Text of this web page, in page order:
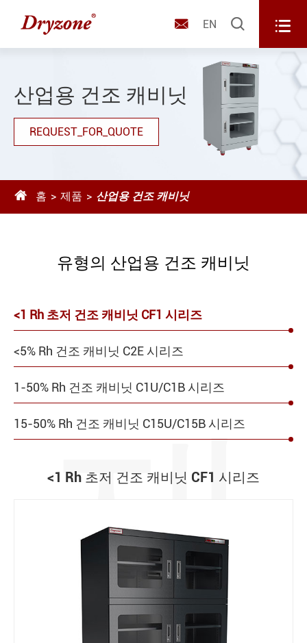
 EN  
산업용 건조 캐비닛
REQUEST_FOR_QUOTE
 홈 제품 산업용 건조 캐비닛
제
유형의 산업용 건조 캐비닛
<1 Rh 초저 건조 캐비닛 CF1 시리즈
<5% Rh 건조 캐비닛 C2E 시리즈
1-50% Rh 건조 캐비닛 C1U/C1B 시리즈
15-50% Rh 건조 캐비닛 C15U/C15B 시리즈
<1 Rh 초저 건조 캐비닛 CF1 시리즈